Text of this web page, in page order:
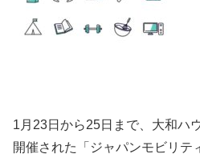
1月23日から25日まで、大和ハ
開催された「ジャパンモビリテ